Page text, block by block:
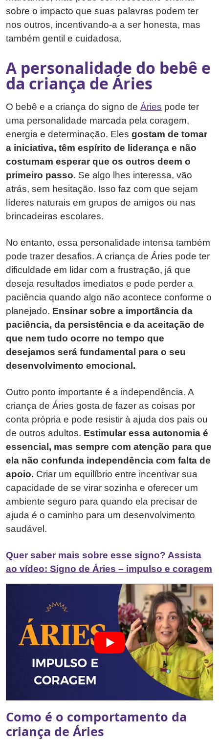
sobre o impacto que suas palavras podem ter
nos outros, incentivando-a a ser honesta, mas
também gentil e cuidadosa.
A personalidade do bebê e
da criança de Áries
O bebê e a criança do signo de Áries pode ter
uma personalidade marcada pela coragem,
energia e determinação. Eles gostam de tomar
a iniciativa, têm espírito de liderança e não
costumam esperar que os outros deem o
primeiro passo. Se algo lhes interessa, vão
atrás, sem hesitação. Isso faz com que sejam
líderes naturais em grupos de amigos ou nas
brincadeiras escolares.
No entanto, essa personalidade intensa também
pode trazer desafios. A criança de Áries pode ter
dificuldade em lidar com a frustração, já que
deseja resultados imediatos e pode perder a
paciência quando algo não acontece conforme o
planejado. Ensinar sobre a importância da
paciência, da persistência e da aceitação de
que nem tudo ocorre no tempo que
desejamos será fundamental para o seu
desenvolvimento emocional.
Outro ponto importante é a independência. A
criança de Áries gosta de fazer as coisas por
conta própria e pode resistir à ajuda dos pais ou
de outros adultos. Estimular essa autonomia é
essencial, mas sempre com atenção para que
ela não confunda independência com falta de
apoio. Criar um equilíbrio entre incentivar sua
capacidade de se virar sozinha e oferecer um
ambiente seguro para quando ela precisar de
ajuda é o caminho para um desenvolvimento
saudável.
Quer saber mais sobre esse signo? Assista
ao vídeo: Signo de Áries – impulso e coragem
Como é o comportamento da
criança de Áries